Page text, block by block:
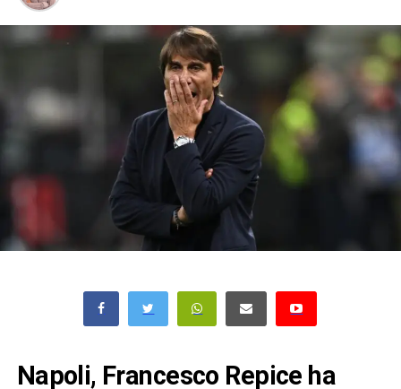
Napoli, Francesco Repice ha